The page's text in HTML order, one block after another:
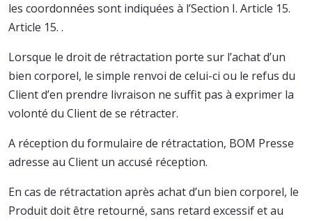
les coordonnées sont indiquées à l’Section I. Article 15.
Article 15. .
Lorsque le droit de rétractation porte sur l’achat d’un
bien corporel, le simple renvoi de celui-ci ou le refus du
Client d’en prendre livraison ne suffit pas à exprimer la
volonté du Client de se rétracter.
A réception du formulaire de rétractation, BOM Presse
adresse au Client un accusé réception.
En cas de rétractation après achat d’un bien corporel, le
Produit doit être retourné, sans retard excessif et au